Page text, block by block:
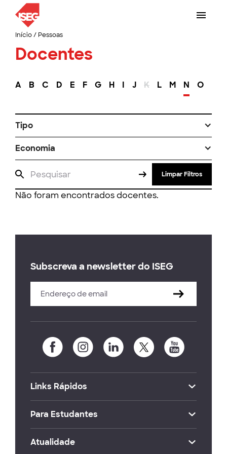
Início/ Pessoas
Docentes
A B C D E F G H I J K L M N O
Tipo
Economia
Limpar Filtros
Não foram encontrados docentes.
Subscreva a newsletter do ISEG
Links Rápidos
Para Estudantes
Atualidade